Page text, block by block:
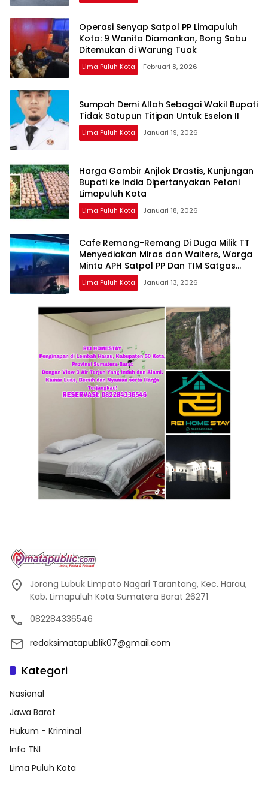
Operasi Senyap Satpol PP Limapuluh
Kota: 9 Wanita Diamankan, Bong Sabu
Ditemukan di Warung Tuak
Lima Puluh Kota Februari 8, 2026
Sumpah Demi Allah Sebagai Wakil Bupati
Tidak Satupun Titipan Untuk Eselon II
Lima Puluh Kota Januari 19, 2026
Harga Gambir Anjlok Drastis, Kunjungan
Bupati ke India Dipertanyakan Petani
Limapuluh Kota
Lima Puluh Kota Januari 18, 2026
Cafe Remang-Remang Di Duga Milik TT
Menyediakan Miras dan Waiters, Warga
Minta APH Satpol PP Dan TIM Satgas
Bertindak Tegas Tutup Permanen !!!
Lima Puluh Kota Januari 13, 2026
Jorong Lubuk Limpato Nagari Tarantang, Kec. Harau,
Kab. Limapuluh Kota Sumatera Barat 26271
082284336546
redaksimatapublik07@gmail.com
Kategori
Nasional
Jawa Barat
Hukum - Kriminal
Info TNI
Lima Puluh Kota